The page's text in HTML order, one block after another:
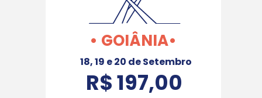
• GOIÂNIA•
18, 19 e 20 de Setembro
R$ 197,00